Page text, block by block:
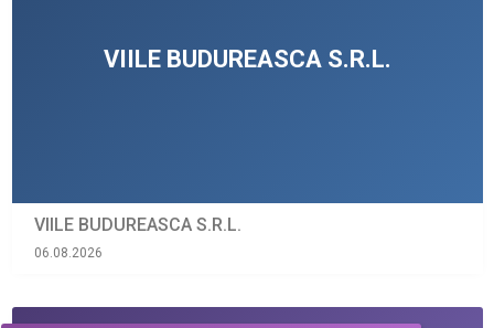
VIILE BUDUREASCA S.R.L.
06.08.2026